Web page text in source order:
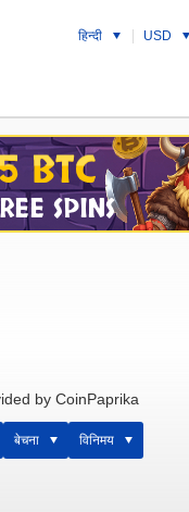
हिन्दी USD
by CoinPaprika
बेचना विनिमय